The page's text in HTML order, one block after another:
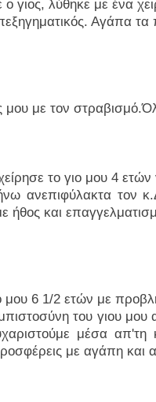
γιος, λύθηκε με ένα
Αγάπα τα
μου με τον
το γιο μου 4
ανεπιφύλακτα τον
ήθος και
μου 6 1/2 ετών με
του γιου
μέσα
με αγάπη